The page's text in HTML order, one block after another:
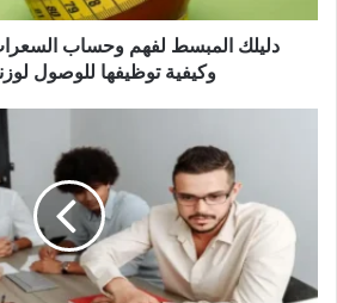
توظيفها
للوصولدليلك المبسط لفهم وحساب
وكيفية توظيفها للوصول
كيف
تتفادى
الأخطاء
الشائعة